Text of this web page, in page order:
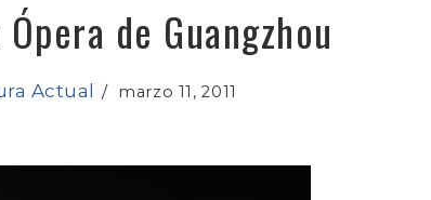
de Guangzhou
Actual /marzo 11, 2011